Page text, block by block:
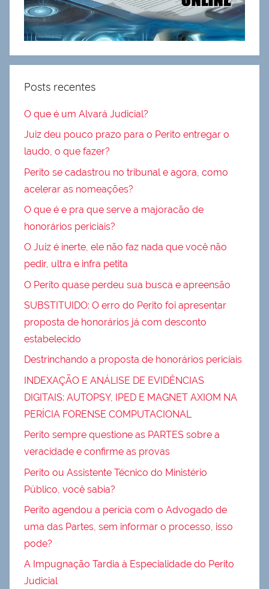
Posts recentes
O que é um Alvará Judicial?
Juiz deu pouco prazo para o Perito entregar o
laudo, o que fazer?
Perito se cadastrou no tribunal e agora, como
acelerar as nomeações?
O que é e pra que serve a majoracão de
honorários periciais?
O Juiz é inerte, ele não faz nada que você não
pedir, ultra e infra petita
O Perito quase perdeu sua busca e apreensão
SUBSTITUIDO: O erro do Perito foi apresentar
proposta de honorários já com desconto
estabelecido
Destrinchando a proposta de honorários periciais
INDEXAÇÃO E ANÁLISE DE EVIDÊNCIAS
DIGITAIS: AUTOPSY, IPED E MAGNET AXIOM NA
PERÍCIA FORENSE COMPUTACIONAL
Perito sempre questione as PARTES sobre a
veracidade e confirme as provas
Perito ou Assistente Técnico do Ministério
Público, você sabia?
Perito agendou a perícia com o Advogado de
uma das Partes, sem informar o processo, isso
pode?
A Impugnação Tardia à Especialidade do Perito
Judicial